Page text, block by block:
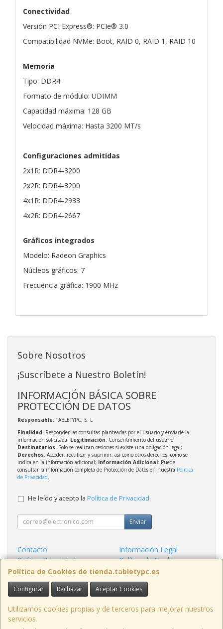
Conectividad
Versión PCI Express®: PCIe® 3.0
Compatibilidad NVMe: Boot, RAID 0, RAID 1, RAID 10
Memoria
Tipo: DDR4
Formato de módulo: UDIMM
Capacidad máxima: 128 GB
Velocidad máxima: Hasta 3200 MT/s
Configuraciones admitidas
2x1R: DDR4-3200
2x2R: DDR4-3200
4x1R: DDR4-2933
4x2R: DDR4-2667
Gráficos integrados
Modelo: Radeon Graphics
Núcleos gráficos: 7
Frecuencia gráfica: 1900 MHz
Política de Cookies de tienda.tabletypc.es
Configurar Rechazar Aceptar Cookies
Utilizamos cookies propias y de terceros para mejorar nuestros
servicios.
Sobre Nosotros
¡Suscríbete a Nuestro Boletín!
INFORMACIÓN BÁSICA SOBRE
PROTECCIÓN DE DATOS
Responsable: TABLETYPC, S. L
Finalidad: Responder las consultas planteadas por el usuario y enviarle la
información solicitada; Legitimación: Consentimiento del usuario;
Destinatarios: Solo se realizan cesiones si existe una obligación legal;
Derechos: Acceder, rectificar y suprimir, así como otros derechos, como se
indica en la información adicional; Información Adicional: Puede
consultar la información completa de Protección de Datos en nuestra Política
de Privacidad
He leído y acepto la Política de Privacidad.
Enviar
Contacto
Información Legal
Política Privacidad
Política de Cookies
Condiciones de Compra
Formas de Pago
Contacto
tienda@tabletypc.es